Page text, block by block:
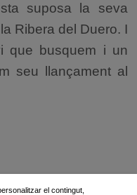
suposa la seva
Ribera del Duero. I
que busquem i un
seu llançament al
el contingut,